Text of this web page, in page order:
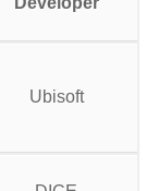
Ubisoft